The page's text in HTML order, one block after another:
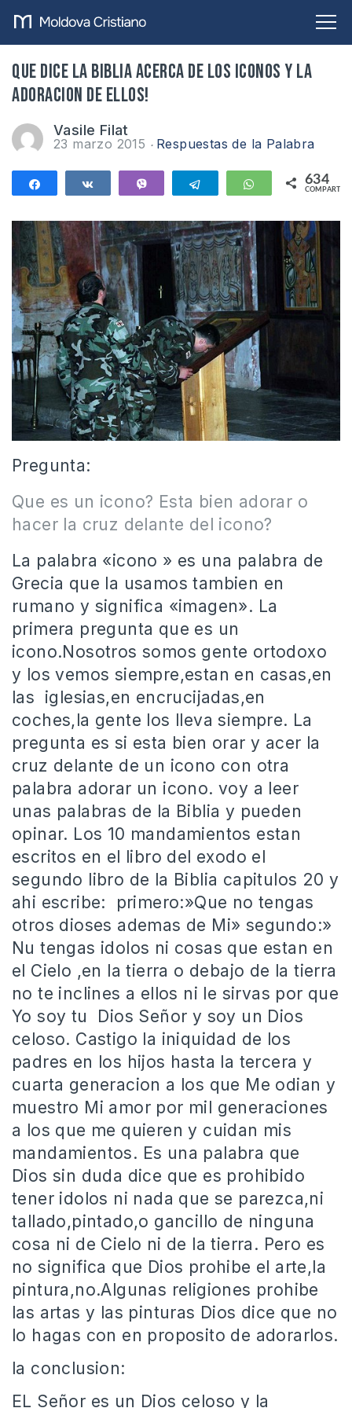
Que dice la Biblia acerca de los iconos y la
adoracion de ellos!
Vasile Filat
23 marzo 2015 Respuestas de la Palabra
Compartir Compartir Telegram WhatsApp
634
COMPARTIR
Pregunta:
Que es un icono? Esta bien adorar o
hacer la cruz delante del icono?
La palabra «icono » es una palabra de
Grecia que la usamos tambien en
rumano y significa «imagen». La
primera pregunta que es un
icono.Nosotros somos gente ortodoxo
y los vemos siempre,estan en casas,en
las iglesias,en encrucijadas,en
coches,la gente los lleva siempre. La
pregunta es si esta bien orar y acer la
cruz delante de un icono con otra
palabra adorar un icono. voy a leer
unas palabras de la Biblia y pueden
opinar. Los 10 mandamientos estan
escritos en el libro del exodo el
segundo libro de la Biblia capitulos 20 y
ahi escribe: primero:»Que no tengas
otros dioses ademas de Mi» segundo:»
Nu tengas idolos ni cosas que estan en
el Cielo ,en la tierra o debajo de la tierra
no te inclines a ellos ni le sirvas por que
Yo soy tu Dios Señor y soy un Dios
celoso. Castigo la iniquidad de los
padres en los hijos hasta la tercera y
cuarta generacion a los que Me odian y
muestro Mi amor por mil generaciones
a los que me quieren y cuidan mis
mandamientos. Es una palabra que
Dios sin duda dice que es prohibido
tener idolos ni nada que se parezca,ni
tallado,pintado,o gancillo de ninguna
cosa ni de Cielo ni de la tierra. Pero es
no significa que Dios prohibe el arte,la
pintura,no.Algunas religiones prohibe
las artas y las pinturas Dios dice que no
lo hagas con en proposito de adorarlos.
la conclusion:
EL Señor es un Dios celoso y la